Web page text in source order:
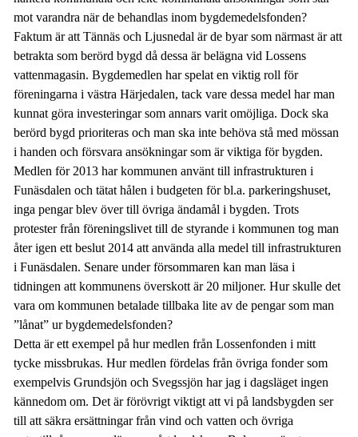
mot varandra när de behandlas inom bygdemedelsfonden?
Faktum är att Tännäs och Ljusnedal är de byar som närmast är att
betrakta som berörd bygd då dessa är belägna vid Lossens
vattenmagasin. Bygdemedlen har spelat en viktig roll för
föreningarna i västra Härjedalen, tack vare dessa medel har man
kunnat göra investeringar som annars varit omöjliga. Dock ska
berörd bygd prioriteras och man ska inte behöva stå med mössan
i handen och försvara ansökningar som är viktiga för bygden.
Medlen för 2013 har kommunen använt till infrastrukturen i
Funäsdalen och tätat hålen i budgeten för bl.a. parkeringshuset,
inga pengar blev över till övriga ändamål i bygden. Trots
protester från föreningslivet till de styrande i kommunen tog man
åter igen ett beslut 2014 att använda alla medel till infrastrukturen
i Funäsdalen. Senare under försommaren kan man läsa i
tidningen att kommunens överskott är 20 miljoner. Hur skulle det
vara om kommunen betalade tillbaka lite av de pengar som man
”lånat” ur bygdemedelsfonden?
Detta är ett exempel på hur medlen från Lossenfonden i mitt
tycke missbrukas. Hur medlen fördelas från övriga fonder som
exempelvis Grundsjön och Svegssjön har jag i dagsläget ingen
kännedom om. Det är förövrigt viktigt att vi på landsbygden ser
till att säkra ersättningar från vind och vatten och övriga